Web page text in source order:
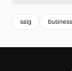
salg business